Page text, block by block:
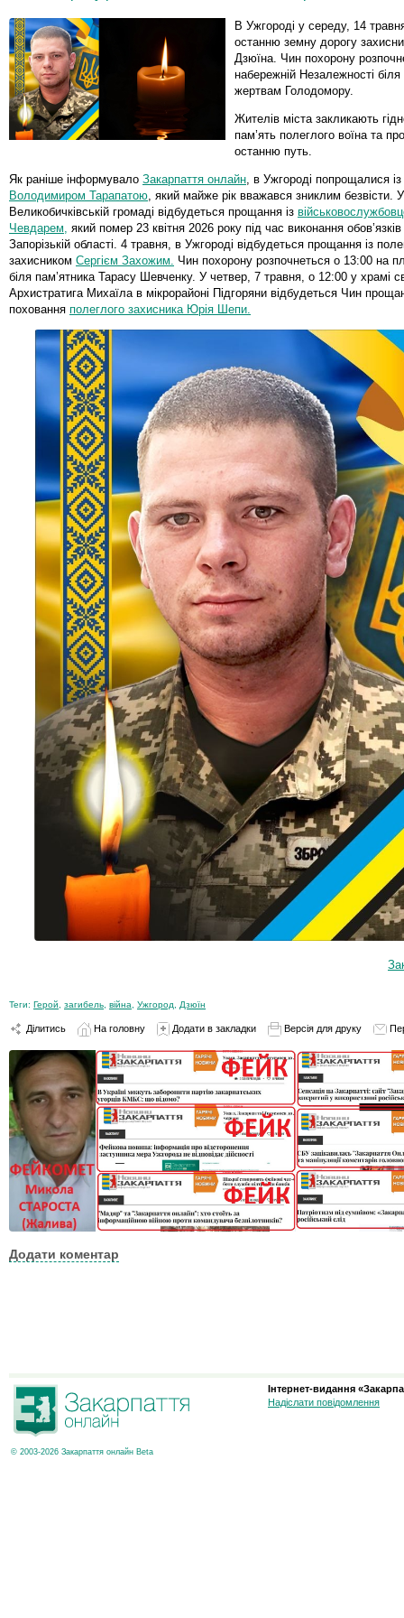
В Ужгороді у середу, 14
останню земну дорогу
Дзюїна. Чин похорону
набережній Незалежності біля
жертвам Голодомору.
Жителів міста закликають
пам’ять полеглого воїна та
останню путь.
Як раніше інформувало Закарпаття онлайн , в Ужгороді попрощалися
Володимиром Тарапатою , який майже рік вважався зниклим безвісти. У
Великобичківській громаді відбудеться прощання із
Чевдарем, який помер 23 квітня 2026 року під час виконання
Запорізькій області. 4 травня, в Ужгороді відбудеться прощання із
захисником Сергієм Захожим.
Чин похорону розпочнеться о 13:00 на
біля пам’ятника Тарасу Шевченку. У четвер, 7 травня, о 12:00 у храмі
Архистратига Михаїла в мікрорайоні Підгоряни відбудеться Чин
поховання полеглого захисника Юрія Шепи.
Теги: Герой загибель війна Ужгород Дзюїн
Ділитись На головну Додати в закладки Версія для друку
Додати коментар
© 2003-2026 Закарпаття онлайн Beta
Інтернет-видання
Надіслати повідомлення